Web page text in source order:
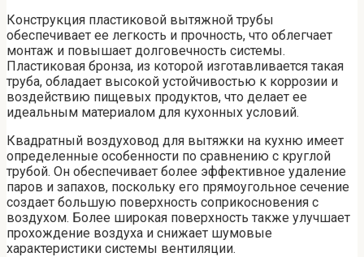
Конструкция пластиковой вытяжной трубы
обеспечивает ее легкость и прочность, что облегчает
монтаж и повышает долговечность системы.
Пластиковая бронза, из которой изготавливается такая
труба, обладает высокой устойчивостью к коррозии и
воздействию пищевых продуктов, что делает ее
идеальным материалом для кухонных условий.
Квадратный воздуховод для вытяжки на кухню имеет
определенные особенности по сравнению с круглой
трубой. Он обеспечивает более эффективное удаление
паров и запахов, поскольку его прямоугольное сечение
создает большую поверхность соприкосновения с
воздухом. Более широкая поверхность также улучшает
прохождение воздуха и снижает шумовые
характеристики системы вентиляции.